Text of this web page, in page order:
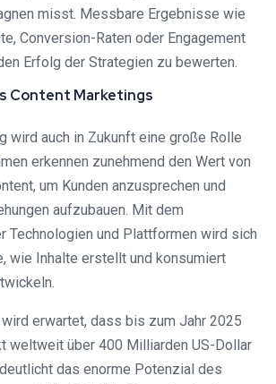
misst. Messbare Ergebnisse wie
Conversion-Raten oder Engagement
Erfolg der Strategien zu bewerten.
Content Marketings
wird auch in Zukunft eine große Rolle
erkennen zunehmend den Wert von
um Kunden anzusprechen und
aufzubauen. Mit dem
Technologien und Plattformen wird sich
wie Inhalte erstellt und konsumiert
erwartet, dass bis zum Jahr 2025
weltweit über 400 Milliarden US-Dollar
das enorme Potenzial des